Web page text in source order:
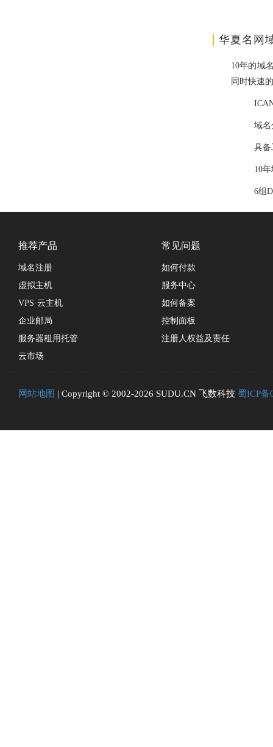
华夏名网
10年的域
同时快速
域名
具备
10
6组
推荐产品
域名注册
虚拟主机
VPS·云主机
企业邮局
服务器租用托管
云市场
常见问题
如何付款
服务中心
如何备案
控制面板
注册人权益及责任
网站地图 | Copyright © 2002-2026 SUDU.CN 飞数科技 蜀ICP备